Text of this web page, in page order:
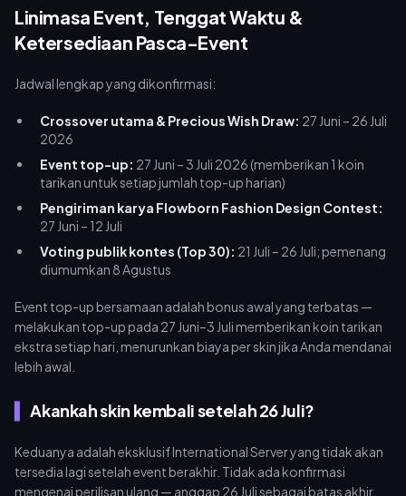
Linimasa Event, Tenggat Waktu &
Ketersediaan Pasca-Event
Jadwal lengkap yang dikonfirmasi:
Crossover utama & Precious Wish Draw: 27 Juni – 26 Juli
2026
Event top-up: 27 Juni – 3 Juli 2026 (memberikan 1 koin
tarikan untuk setiap jumlah top-up harian)
Pengiriman karya Flowborn Fashion Design Contest:
27 Juni – 12 Juli
Voting publik kontes (Top 30): 21 Juli – 26 Juli; pemenang
diumumkan 8 Agustus
Event top-up bersamaan adalah bonus awal yang terbatas —
melakukan top-up pada 27 Juni–3 Juli memberikan koin tarikan
ekstra setiap hari, menurunkan biaya per skin jika Anda mendanai
lebih awal.
Akankah skin kembali setelah 26 Juli?
Keduanya adalah eksklusif International Server yang tidak akan
tersedia lagi setelah event berakhir. Tidak ada konfirmasi
mengenai perilisan ulang — anggap 26 Juli sebagai batas akhir.